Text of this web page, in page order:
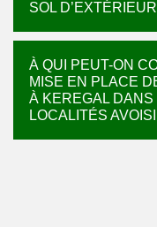
SOL
À QUI PEUT-ON
MISE EN PLACE
À KEREGAL
LOCALITÉS